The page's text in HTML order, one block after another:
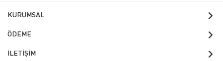
KURUMSAL
ÖDEME
İLETİŞİM